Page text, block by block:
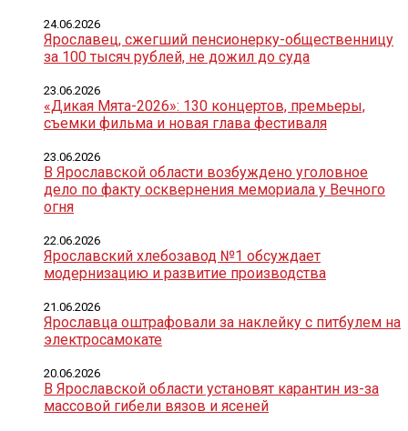
Ярославец, сжегший пенсионерку-общественницу
за 100 тысяч рублей, не дожил до суда
24.06.2026
«Дикая Мята-2026»: 130 концертов, премьеры,
съемки фильма и новая глава фестиваля
23.06.2026
В Ярославской области возбуждено уголовное
дело по факту осквернения мемориала у Вечного
огня
23.06.2026
Ярославский хлебозавод №1 обсуждает
модернизацию и развитие производства
22.06.2026
Ярославца оштрафовали за наклейку с питбулем на
электросамокате
21.06.2026
В Ярославской области установят карантин из-за
массовой гибели вязов и ясеней
20.06.2026